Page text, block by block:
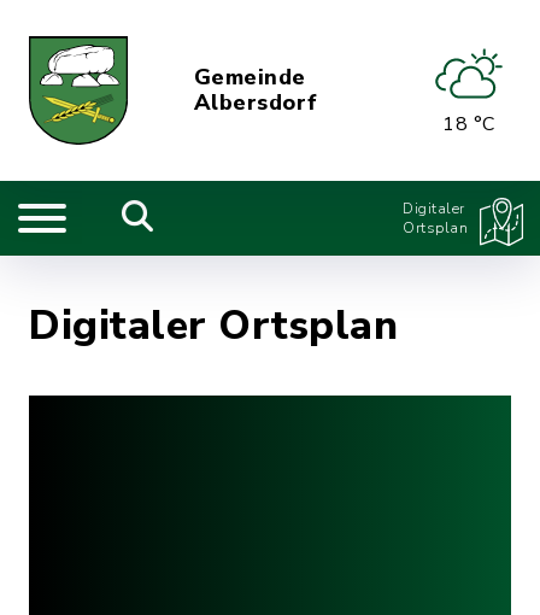
Gemeinde
Albersdorf
18 °C
Digitaler
Ortsplan
Digitaler Ortsplan